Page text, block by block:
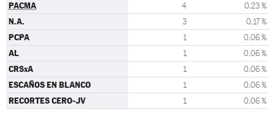
PACMA 4 0,23 %
N.A. 3 0,17 %
PCPA 1 0,06 %
AL 1 0,06 %
CRSxA 1 0,06 %
ESCAÑOS EN BLANCO 1 0,06 %
RECORTES CERO-JV 1 0,06 %